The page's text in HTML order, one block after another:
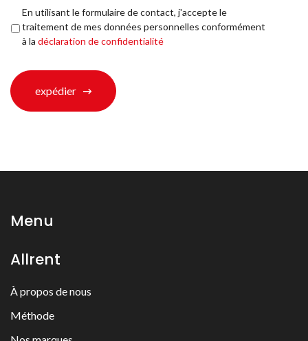
vous
trouvé?
*
Déclaration
de
confidentialité
En utilisant le formulaire de contact, j'accepte le
traitement de mes données personnelles conformément
à la déclaration de confidentialité
expédier
Menu
Allrent
À propos de nous
Méthode